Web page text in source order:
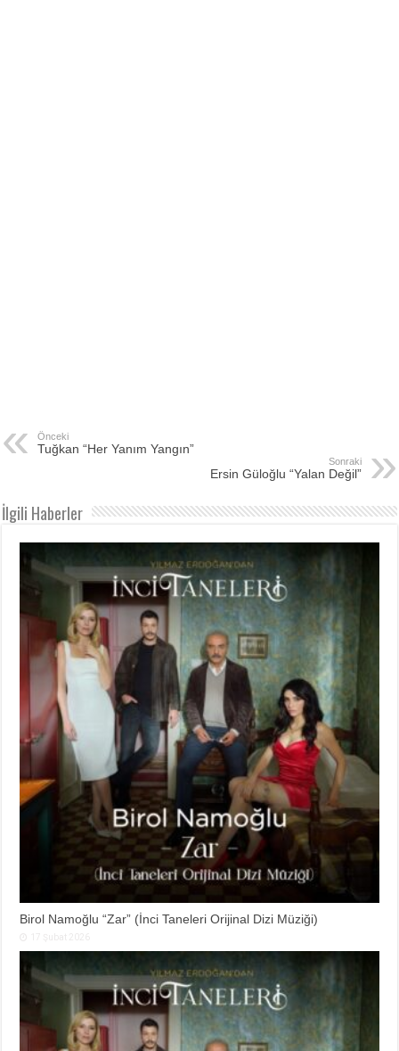
Önceki
Tuğkan “Her Yanım Yangın”
Sonraki
Ersin Güloğlu “Yalan Değil”
İlgili Haberler
Birol Namoğlu “Zar” (İnci Taneleri Orijinal Dizi Müziği)